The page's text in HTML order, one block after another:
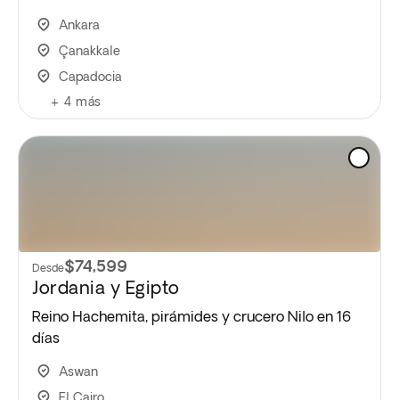
Ankara
Çanakkale
Capadocia
+ 4 más
Desde$74,599
Jordania y Egipto
Reino Hachemita, pirámides y crucero Nilo en 16
días
Aswan